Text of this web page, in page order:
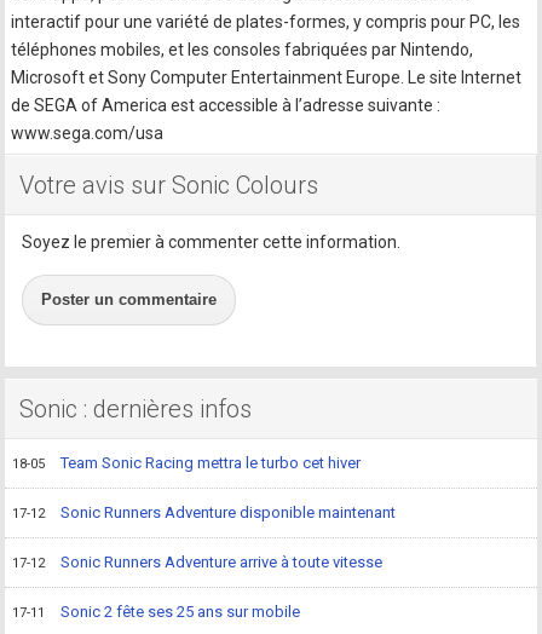
interactif pour une variété de plates-formes, y compris pour PC, les
téléphones mobiles, et les consoles fabriquées par Nintendo,
Microsoft et Sony Computer Entertainment Europe. Le site Internet
de SEGA of America est accessible à l’adresse suivante :
www.sega.com/usa
Votre avis sur Sonic Colours
Soyez le premier à commenter cette information.
Poster un commentaire
Sonic : dernières infos
18-05 Team Sonic Racing mettra le turbo cet hiver
17-12 Sonic Runners Adventure disponible maintenant
17-12 Sonic Runners Adventure arrive à toute vitesse
17-11 Sonic 2 fête ses 25 ans sur mobile